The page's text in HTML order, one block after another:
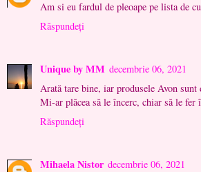
Am si eu fardul de pleoape pe lista de
Răspundeți
Unique by MM decembrie 06, 2021
Arată tare bine, iar produsele Avon sunt
Mi-ar plăcea să le încerc, chiar să le fer
Răspundeți
Mihaela Nistor decembrie 06, 2021